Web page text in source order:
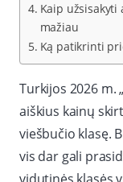
Kaip
mažiau
Ką patikrinti
Turkijos 2026 m.
aiškius kainų
viešbučio klasę.
vis dar gali